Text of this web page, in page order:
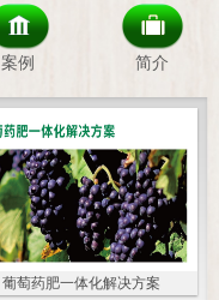
案例 简介
葡萄药肥一体化解决方案